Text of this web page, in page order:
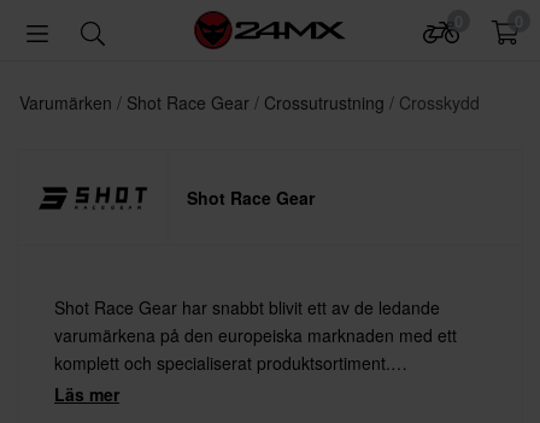
Varumärken Shot Race Gear Crossutrustning Crosskydd
Shot Race Gear
Shot Race Gear har snabbt blivit ett av de ledande
varumärkena på den europeiska marknaden med ett
komplett och specialiserat produktsortiment.
Produkterna är utvecklade för att klara de högsta kraven
Läs mer